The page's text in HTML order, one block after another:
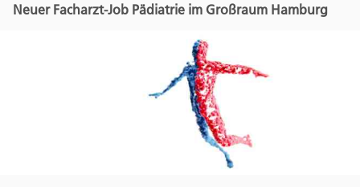
Neuer Facharzt-Job Pädiatrie im Großraum Hamburg